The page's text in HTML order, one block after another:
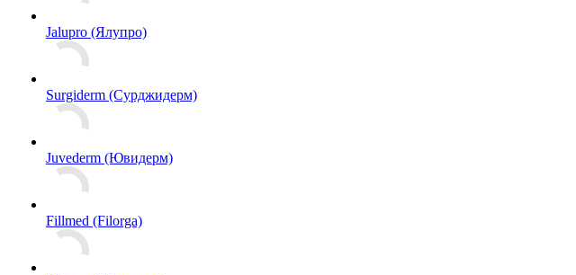
Jalupro (Ялупро)
Surgiderm (Сурджидерм)
Juvederm (Ювидерм)
Fillmed (Filorga)